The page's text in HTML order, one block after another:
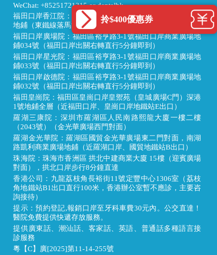
WeChat: +85251721315 or dentalhk
福田口岸香江院：福田區福田口岸正對面，海悅華城104號
地鋪（東鐵線落馬洲站出關對面即到）
福田口岸廣場院：福田區裕亨路3-1號福田口岸商業廣場地
鋪034號（福田口岸出關右轉直行5分鐘即到）
福田口岸星光院：福田區裕亨路3-1號福田口岸商業廣場地
鋪033號（福田口岸出關右轉直行5分鐘即到）
福田口岸啟德院：福田區裕亨路3-1號福田口岸商業廣場地
鋪032號（福田口岸出關右轉直行5分鐘即到）
福田皇崗院：福田區皇崗口岸皇禦苑（皇城廣場C門）深港
1號地鋪全層（近福田口岸、皇崗口岸地鐵站E出口）
羅湖三康院：深圳市羅湖區人民南路熙龍大廈一樓二樓
（2043號）（金光華廣場西門對面）
羅湖金光華院：羅湖區國貿金光華廣場東二門對面，南湖
路凱利商業廣場地鋪（近羅湖口岸、國貿地鐵站B出口）
珠海院：珠海市香洲區 拱北中建商業大廈 15樓（迎賓廣場
對面），拱北口岸步行8分鐘直達
香港公司：九龍荔枝角長裕街11號定豐中心1306室（荔枝
角地鐵站B1出口直行100米，香港辦公室暫不應診，主要咨
詢接待）
提示：預約登記,報銷口岸至牙科車費30元內。公交直達！
醫院免費提供快遞存放服務。
提供廣東話、潮汕話、客家話、英語、普通話多種語言接
診服務
粵【C】廣[2025]第11-14-255號
拎$400優惠券